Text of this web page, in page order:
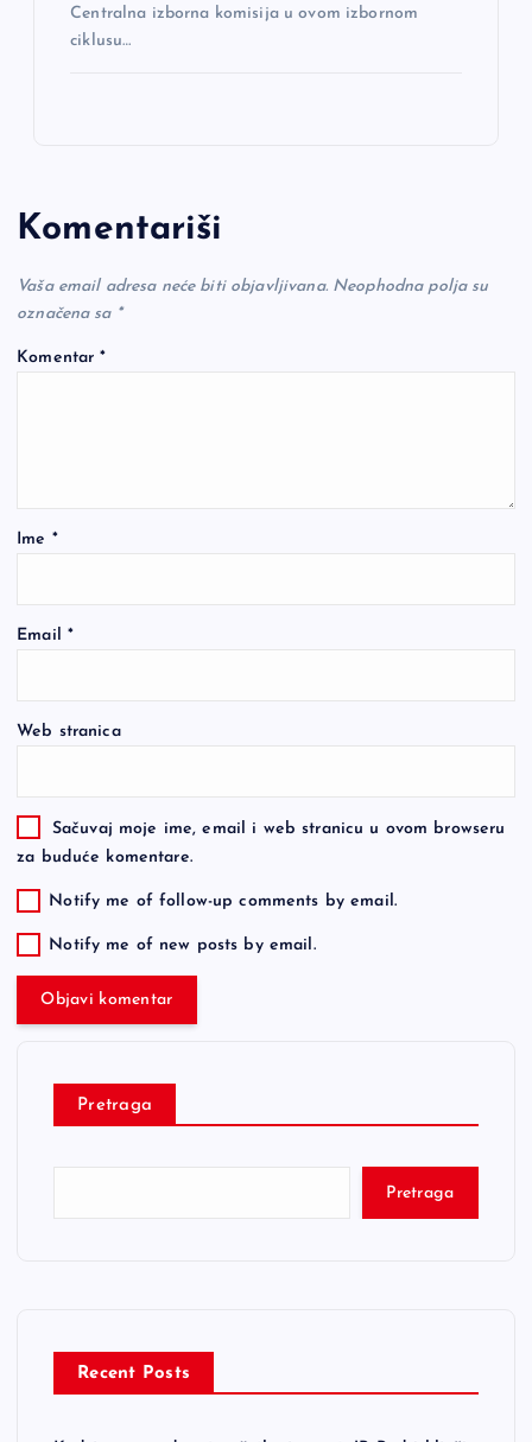
Centralna izborna komisija u ovom izbornom
ciklusu…
Komentariši
Vaša email adresa neće biti objavljivana. Neophodna polja su
označena sa *
Komentar*
Ime *
Email *
Web stranica
Sačuvaj moje ime, email i web stranicu u ovom browseru
za buduće komentare.
Notify me of follow-up comments by email.
Notify me of new posts by email.
Pretraga
Pretraga
Recent Posts